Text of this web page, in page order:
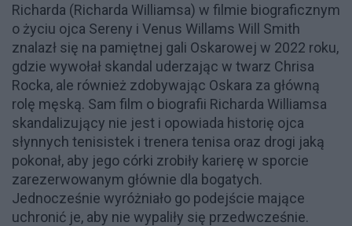
Richarda (Richarda Williamsa) w filmie biograficznym
o życiu ojca Sereny i Venus Willams Will Smith
znalazł się na pamiętnej gali Oskarowej w 2022 roku,
gdzie wywołał skandal uderzając w twarz Chrisa
Rocka, ale również zdobywając Oskara za główną
rolę męską. Sam film o biografii Richarda Williamsa
skandalizujący nie jest i opowiada historię ojca
słynnych tenisistek i trenera tenisa oraz drogi jaką
pokonał, aby jego córki zrobiły karierę w sporcie
zarezerwowanym głównie dla bogatych.
Jednocześnie wyróżniało go podejście mające
uchronić je, aby nie wypaliły się przedwcześnie.